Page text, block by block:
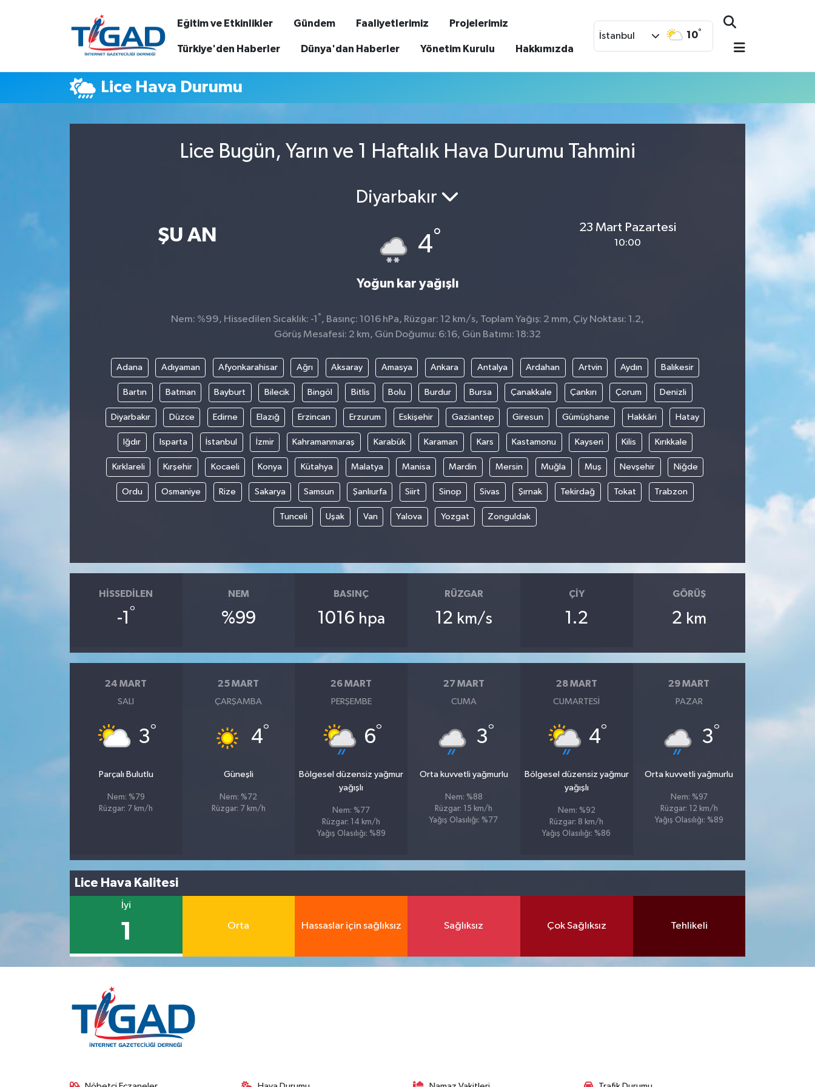
Eğitim ve Etkinlikler Gündem Faaliyetlerimiz Projelerimiz
Türkiye'den Haberler Dünya'dan Haberler Yönetim Kurulu Hakkımızda
İstanbul 10°
Lice Hava Durumu
Lice Bugün, Yarın ve 1 Haftalık Hava Durumu Tahmini
ŞU AN
Diyarbakır
4°
Yoğun kar yağışlı
23 Mart Pazartesi
10:00
Nem: %99, Hissedilen Sıcaklık: -1 ° , Basınç: 1016 hPa, Rüzgar: 12 km/s, Toplam Yağış: 2 mm, Çiy Noktası: 1.2,
Görüş Mesafesi: 2 km, Gün Doğumu: 6:16, Gün Batımı: 18:32
Adana Adıyaman Afyonkarahisar Ağrı Aksaray Amasya Ankara Antalya Ardahan Artvin Aydın Balıkesir
Bartın Batman Bayburt Bilecik Bingöl Bitlis Bolu Burdur Bursa Çanakkale Çankırı Çorum Denizli
Diyarbakır Düzce Edirne Elazığ Erzincan Erzurum Eskişehir Gaziantep Giresun Gümüşhane Hakkâri Hatay
Iğdır Isparta İstanbul İzmir Kahramanmaraş Karabük Karaman Kars Kastamonu Kayseri Kilis Kırıkkale
Kırklareli Kırşehir Kocaeli Konya Kütahya Malatya Manisa Mardin Mersin Muğla Muş Nevşehir Niğde
Ordu Osmaniye Rize Sakarya Samsun Şanlıurfa Siirt Sinop Sivas Şırnak Tekirdağ Tokat Trabzon
Tunceli Uşak Van Yalova Yozgat Zonguldak
HISSEDILEN
-1 °
NEM
%99
BASINÇ
1016 hpa
RÜZGAR
12 km/s
ÇIY
1.2
GÖRÜŞ
2 km
24 MART
SALI
3°
Parçalı Bulutlu
Nem: %79
Rüzgar: 7 km/h
25 MART
ÇARŞAMBA
4°
Güneşli
Nem: %72
Rüzgar: 7 km/h
26 MART
PERŞEMBE
6°
Bölgesel düzensiz yağmur
yağışlı
Nem: %77
Rüzgar: 14 km/h
Yağış Olasılığı: %89
27 MART
CUMA
3°
Orta kuvvetli yağmurlu
Nem: %88
Rüzgar: 15 km/h
Yağış Olasılığı: %77
28 MART
CUMARTESI
4°
Bölgesel düzensiz yağmur
yağışlı
Nem: %92
Rüzgar: 8 km/h
Yağış Olasılığı: %86
29 MART
PAZAR
3°
Orta kuvvetli yağmurlu
Nem: %97
Rüzgar: 12 km/h
Yağış Olasılığı: %89
Lice Hava Kalitesi
İyi
1 Orta Hassaslar için sağlıksız Sağlıksız Çok Sağlıksız Tehlikeli
Nöbetçi Eczaneler
Hava Durumu